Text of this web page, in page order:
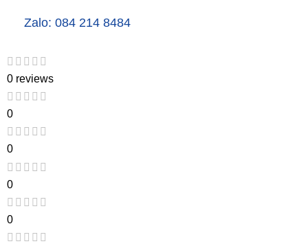
Zalo: 084 214 8484
0 reviews
0
0
0
0